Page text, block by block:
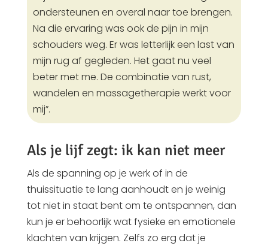
ondersteunen en overal naar toe brengen.
Na die ervaring was ook de pijn in mijn
schouders weg. Er was letterlijk een last van
mijn rug af gegleden. Het gaat nu veel
beter met me. De combinatie van rust,
wandelen en massagetherapie werkt voor
mij”.
Als je lijf zegt: ik kan niet meer
Als de spanning op je werk of in de
thuissituatie te lang aanhoudt en je weinig
tot niet in staat bent om te ontspannen, dan
kun je er behoorlijk wat fysieke en emotionele
klachten van krijgen. Zelfs zo erg dat je